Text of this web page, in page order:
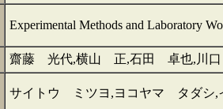
Experimental Methods and Laboratory
齋藤 光代,横山 正,石田 卓也,川
サイトウ ミツヨ,ヨコヤマ タダシ